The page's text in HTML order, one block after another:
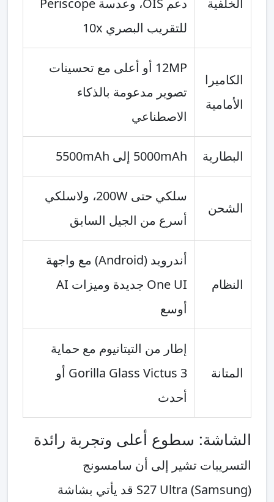
الخلفية
دعم OIS، وعدسة Periscope
للتقريب البصري 10x
الكاميرا
الأمامية
12MP أو أعلى مع تحسينات
تصوير مدعومة بالذكاء
الاصطناعي
البطارية 5000mAh إلى 5500mAh
الشحن
سلكي حتى 200W، ولاسلكي
أسرع من الجيل السابق
النظام
أندرويد (Android) مع واجهة
One UI جديدة وميزات AI
أوسع
المتانة
إطار من التيتانيوم مع حماية
Gorilla Glass Victus 3 أو
أحدث
الشاشة: سطوع أعلى وتجربة رائدة
التسريبات تشير إلى أن سامسونج
(Samsung) S27 Ultra قد يأتي بشاشة